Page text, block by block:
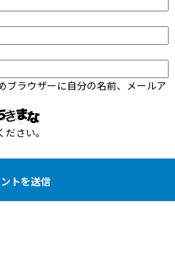
ブラウザーに自分の名前、メールア
さい。